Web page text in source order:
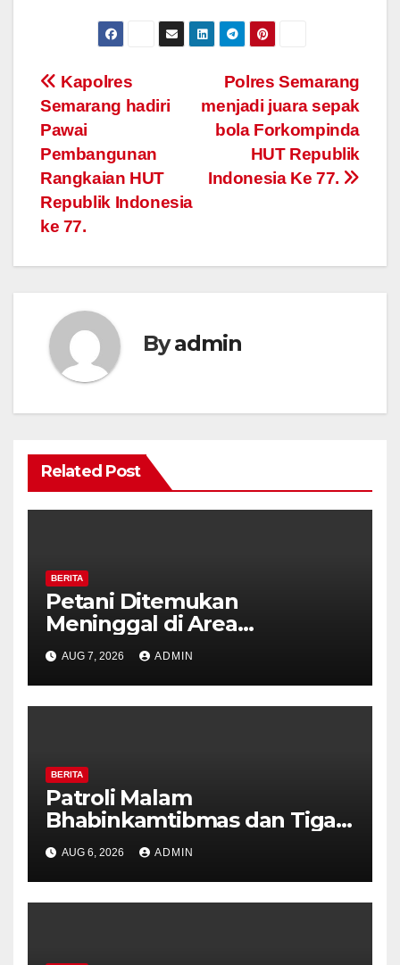
Post
navigation
Polres Semarang
menjadi juara sepak
bola Forkompinda
HUT Republik
Indonesia Ke 77.
Kapolres
Semarang hadiri
Pawai
Pembangunan
Rangkaian HUT
Republik Indonesia
ke 77.
Byadmin
Related Post
BERITA
Petani Ditemukan
Meninggal di Area
Persawahan Kalibeji, Polisi
Pastikan Tidak Ada Tanda
Kekerasan
AUG 7, 2026 ADMIN
BERITA
Patroli Malam
Bhabinkamtibmas dan Tiga
Pilar Kelurahan Ungaran
Perkuat Kamtibmas, Warga
Diajak Aktifkan Ronda
AUG 6, 2026 ADMIN